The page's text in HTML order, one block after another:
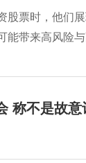
票时，他们
能带来高风险
称不是故意